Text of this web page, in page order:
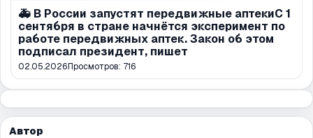
🚑 В России запустят передвижные аптекиС 1
сентября в стране начнётся эксперимент по
работе передвижных аптек. Закон об этом
подписал президент, пишет
02.05.2026Просмотров: 716
Автор